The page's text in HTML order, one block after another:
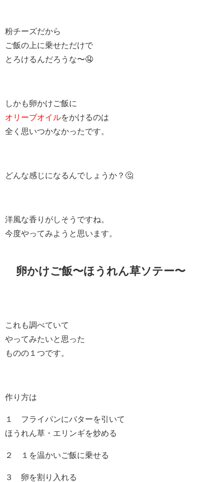
粉チーズだから
ご飯の上に乗せただけで
とろけるんだろうな〜🤤
しかも卵かけご飯に
オリーブオイルをかけるのは
全く思いつかなかったです。
どんな感じになるんでしょうか？🤔
洋風な香りがしそうですね。
今度やってみようと思います。
卵かけご飯〜ほうれん草ソテー〜
これも調べていて
やってみたいと思った
ものの１つです。
作り方は
１ フライパンにバターを引いて
ほうれん草・エリンギを炒める
２ １を温かいご飯に乗せる
３ 卵を割り入れる